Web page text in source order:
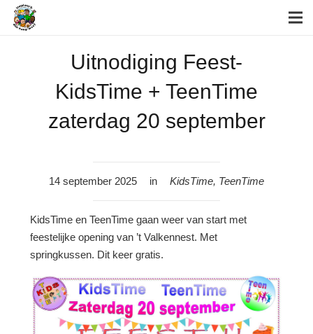
Uitnodiging Feest-
KidsTime + TeenTime
zaterdag 20 september
14 september 2025 in KidsTime, TeenTime
KidsTime en TeenTime gaan weer van start met
feestelijke opening van ’t Valkennest. Met
springkussen. Dit keer gratis.